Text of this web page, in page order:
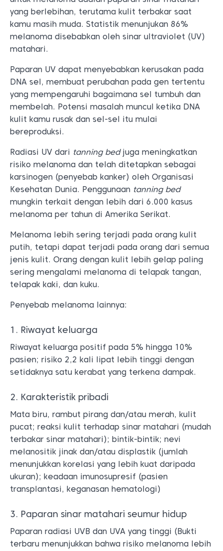
yang berlebihan, terutama kulit terbakar saat
kamu masih muda. Statistik menunjukan 86%
melanoma disebabkan oleh sinar ultraviolet (UV)
matahari.
Paparan UV dapat menyebabkan kerusakan pada
DNA sel, membuat perubahan pada gen tertentu
yang mempengaruhi bagaimana sel tumbuh dan
membelah. Potensi masalah muncul ketika DNA
kulit kamu rusak dan sel-sel itu mulai
bereproduksi.
Radiasi UV dari tanning bedjuga meningkatkan
risiko melanoma dan telah ditetapkan sebagai
karsinogen (penyebab kanker) oleh Organisasi
Kesehatan Dunia. Penggunaan tanning bed
mungkin terkait dengan lebih dari 6.000 kasus
melanoma per tahun di Amerika Serikat.
Melanoma lebih sering terjadi pada orang kulit
putih, tetapi dapat terjadi pada orang dari semua
jenis kulit. Orang dengan kulit lebih gelap paling
sering mengalami melanoma di telapak tangan,
telapak kaki, dan kuku.
Penyebab melanoma lainnya:
1. Riwayat keluarga
Riwayat keluarga positif pada 5% hingga 10%
pasien; risiko 2,2 kali lipat lebih tinggi dengan
setidaknya satu kerabat yang terkena dampak.
2. Karakteristik pribadi
Mata biru, rambut pirang dan/atau merah, kulit
pucat; reaksi kulit terhadap sinar matahari (mudah
terbakar sinar matahari); bintik-bintik; nevi
melanositik jinak dan/atau displastik (jumlah
menunjukkan korelasi yang lebih kuat daripada
ukuran); keadaan imunosupresif (pasien
transplantasi, keganasan hematologi)
3. Paparan sinar matahari seumur hidup
Paparan radiasi UVB dan UVA yang tinggi (Bukti
terbaru menunjukkan bahwa risiko melanoma lebih